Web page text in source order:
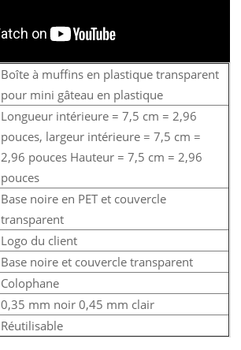
Boîte à muffins en plastique transparent
pour mini gâteau en plastique
Longueur intérieure = 7,5 cm = 2,96
pouces, largeur intérieure = 7,5 cm =
2,96 pouces Hauteur = 7,5 cm = 2,96
pouces
Base noire en PET et couvercle
transparent
Logo du client
Base noire et couvercle transparent
Colophane
0,35 mm noir 0,45 mm clair
Réutilisable